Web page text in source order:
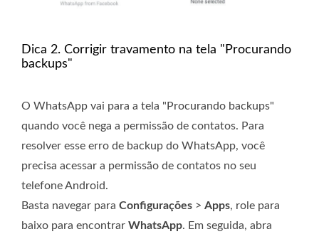
Dica 2. Corrigir travamento na tela "Procurando
backups"
O WhatsApp vai para a tela "Procurando backups"
quando você nega a permissão de contatos. Para
resolver esse erro de backup do WhatsApp, você
precisa acessar a permissão de contatos no seu
telefone Android.
Basta navegar para Configurações > Apps, role para
baixo para encontrar WhatsApp. Em seguida, abra